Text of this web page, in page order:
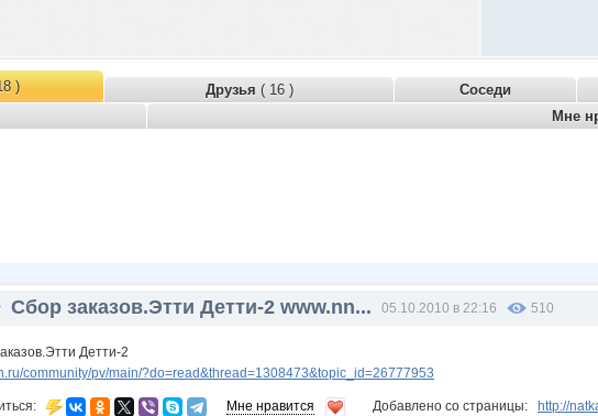
) Друзья ( 16 ) Соседи
Мне
Сбор заказов.Этти Детти-2 www.nn... 05.10.2010 в 22:16 510
Детти-2
community/pv/main/?do=read&thread=1308473&topic_id=26777953
Мне нравится Добавлено со страницы: http://